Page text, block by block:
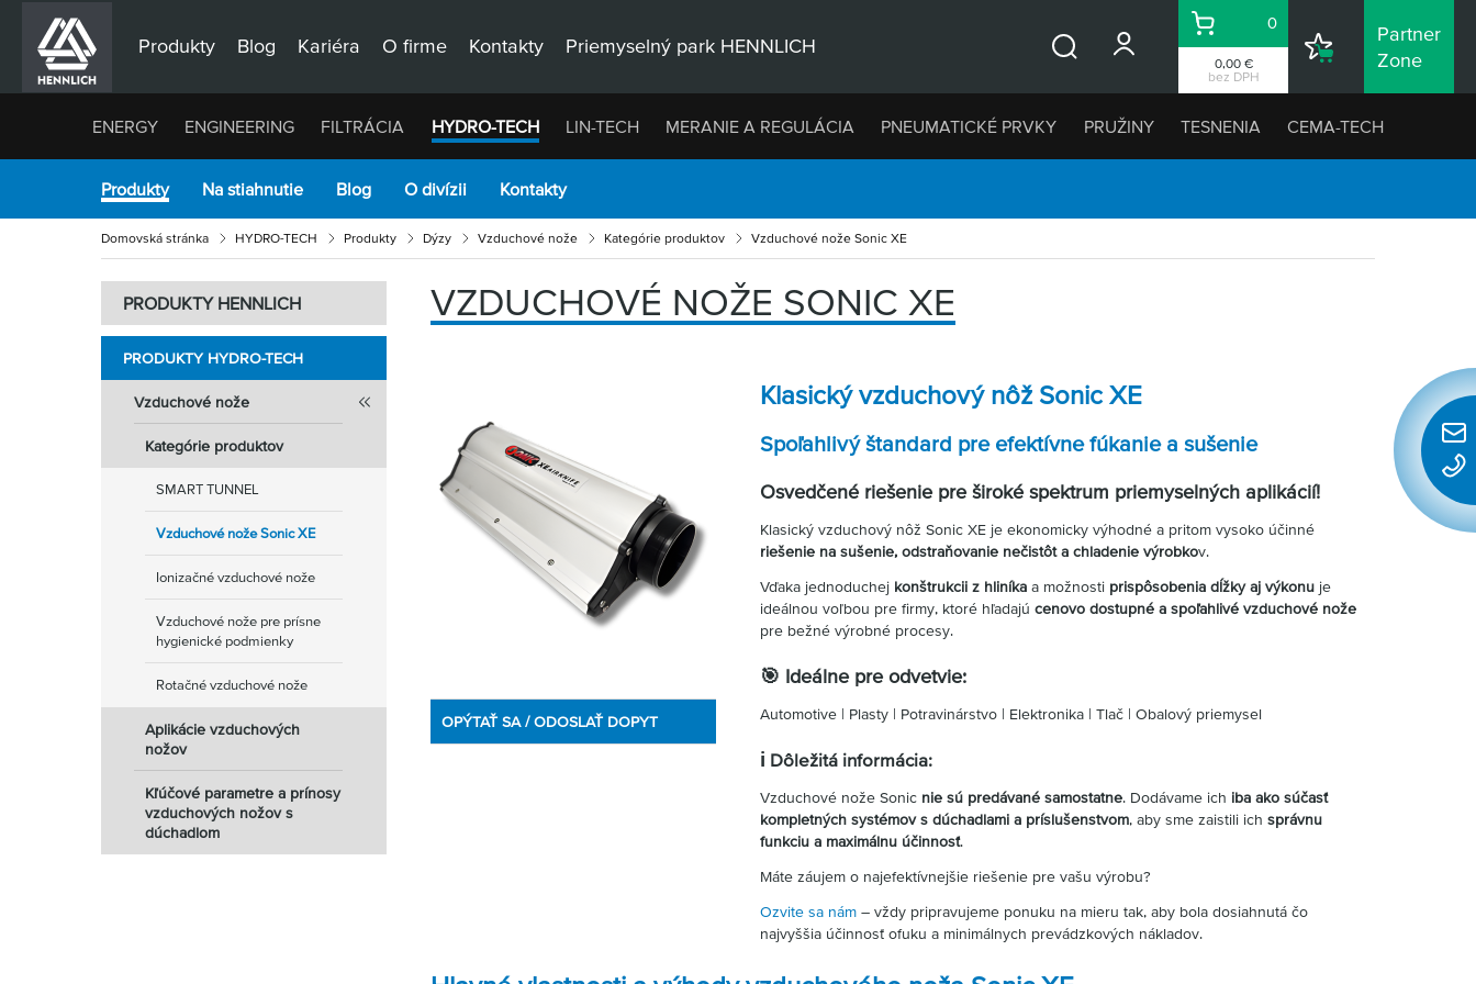
Produkty Blog Kariéra O firme Kontakty Priemyselný park HENNLICH
0,00 €
bez DPH
Košík
0
Nákupný
Partner
Zone
ENERGY ENGINEERING FILTRÁCIA HYDRO-TECH LIN-TECH MERANIE A REGULÁCIA PNEUMATICKÉ PRVKY PRUŽINY TESNENIA CEMA-TECH
Produkty Na stiahnutie Blog O divízii Kontakty
Domovská stránka HYDRO-TECH Produkty Dýzy Vzduchové nože Kategórie produktov Vzduchové nože Sonic XE
PRODUKTY HENNLICH
PRODUKTY HYDRO-TECH
Vzduchové nože
Kategórie produktov
SMART TUNNEL
Vzduchové nože Sonic XE
Ionizačné vzduchové nože
Vzduchové nože pre prísne
hygienické podmienky
Rotačné vzduchové nože
Aplikácie vzduchových
nožov
Kľúčové parametre a prínosy
vzduchových nožov s
dúchadlom
VZDUCHOVÉ NOŽE SONIC XE
OPÝTAŤ SA / ODOSLAŤ DOPYT
Klasický vzduchový nôž Sonic XE
Spoľahlivý štandard pre efektívne fúkanie a sušenie
Osvedčené riešenie pre široké spektrum priemyselných aplikácií!
Klasický vzduchový nôž Sonic XE je ekonomicky výhodné a pritom vysoko účinné
riešenie na sušenie, odstraňovanie nečistôt a chladenie výrobkov.
Vďaka jednoduchej konštrukcii z hliníka a možnosti prispôsobenia dĺžky aj výkonu je
ideálnou voľbou pre firmy, ktoré hľadajú cenovo dostupné a spoľahlivé vzduchové nože
pre bežné výrobné procesy.
🎯 Ideálne pre odvetvie:
Automotive | Plasty | Potravinárstvo | Elektronika | Tlač | Obalový priemysel
ℹ️ Dôležitá informácia:
Vzduchové nože Sonic nie sú predávané samostatne. Dodávame ich iba ako súčasť
kompletných systémov s dúchadlami a príslušenstvom, aby sme zaistili ich správnu
funkciu a maximálnu účinnosť.
Máte záujem o najefektívnejšie riešenie pre vašu výrobu?
Ozvite sa nám – vždy pripravujeme ponuku na mieru tak, aby bola dosiahnutá čo
najvyššia účinnosť ofuku a minimálnych prevádzkových nákladov.